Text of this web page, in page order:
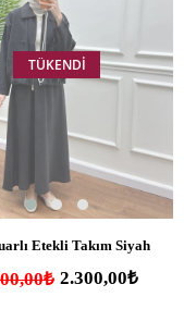
TÜKENDI
Etekli Takım Siyah
2.300,00₺